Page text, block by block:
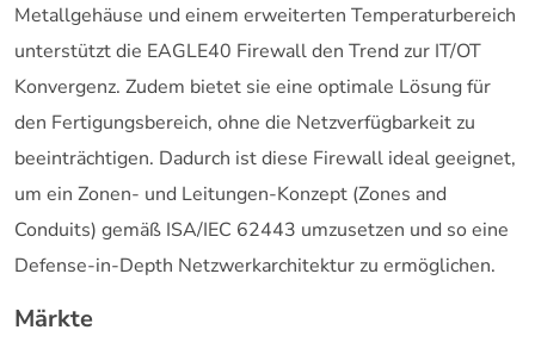
Metallgehäuse und einem erweiterten Temperaturbereich
unterstützt die EAGLE40 Firewall den Trend zur IT/OT
Konvergenz. Zudem bietet sie eine optimale Lösung für
den Fertigungsbereich, ohne die Netzverfügbarkeit zu
beeinträchtigen. Dadurch ist diese Firewall ideal geeignet,
um ein Zonen- und Leitungen-Konzept (Zones and
Conduits) gemäß ISA/IEC 62443 umzusetzen und so eine
Defense-in-Depth Netzwerkarchitektur zu ermöglichen.
Märkte